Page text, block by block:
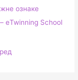
ознаке
еTwinning School